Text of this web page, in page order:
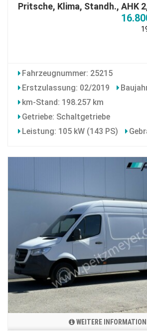
Pritsche, Klima, Standh., AHK
Fahrzeugnummer: 25215
Erstzulassung: 02/2019
km-Stand: 198.257 km
Getriebe: Schaltgetriebe
Leistung: 105 kW (143 PS)
WEITERE